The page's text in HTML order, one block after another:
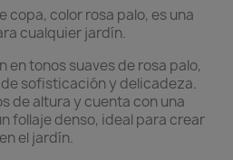
copa, color rosa palo, es una
cualquier jardín.
en tonos suaves de rosa palo,
sofisticación y delicadeza.
de altura y cuenta con una
follaje denso, ideal para crear
el jardín.